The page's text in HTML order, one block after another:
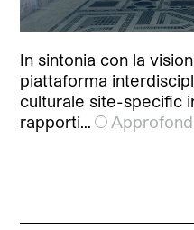
In sintonia con la
piattaforma
culturale site-specific
rapporti…